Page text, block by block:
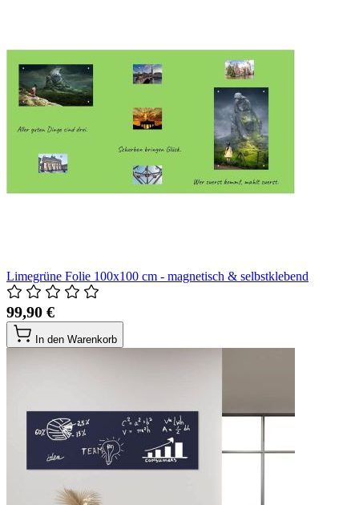
Limegrüne Folie 100x100 cm - magnetisch & selbstklebend
99,90 €
In den Warenkorb